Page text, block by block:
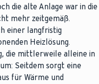
die alte Anlage war in die
mehr zeitgemäß.
einer langfristig
Heizlösung.
die mittlerweile alleine in
Seitdem sorgt eine
für Wärme und